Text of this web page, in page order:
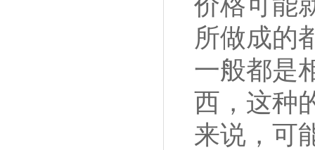
所做成的
一般都是
西，这种
来说，可